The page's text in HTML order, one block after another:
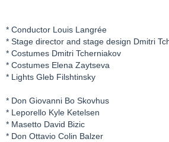
* Conductor Louis Langrée
* Stage director and stage design Dmitri
* Costumes Dmitri Tcherniakov
* Costumes Elena Zaytseva
* Lights Gleb Filshtinsky
* Don Giovanni Bo Skovhus
* Leporello Kyle Ketelsen
* Masetto David Bizic
* Don Ottavio Colin Balzer